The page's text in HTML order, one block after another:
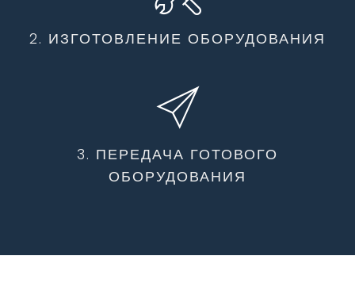
2. ИЗГОТОВЛЕНИЕ ОБОРУДОВАНИЯ
3. ПЕРЕДАЧА ГОТОВОГО
ОБОРУДОВАНИЯ